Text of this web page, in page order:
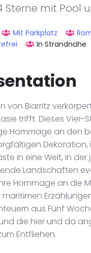
Sterne mit Pool
Mit Parkplatz
In Strandnähe
von Biarritz
trifft. Dieses Vier-
Hommage an den
in eine Welt, in
Landschaften
Hommage an die
aus Fünf
die hier und da
Entfliehen.